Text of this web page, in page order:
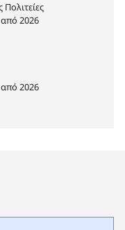
από 2026
από 2026